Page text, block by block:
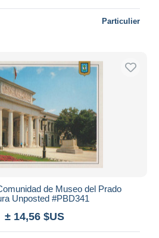
Particulier
de Museo del Prado
Unposted #PBD341
± 14,56 $US